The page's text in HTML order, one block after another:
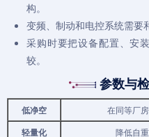
构。
变频、制动和电控系统需要
采购时要把设备配置、安
较。
参数与
低净空 在同等厂
轻量化 降低自